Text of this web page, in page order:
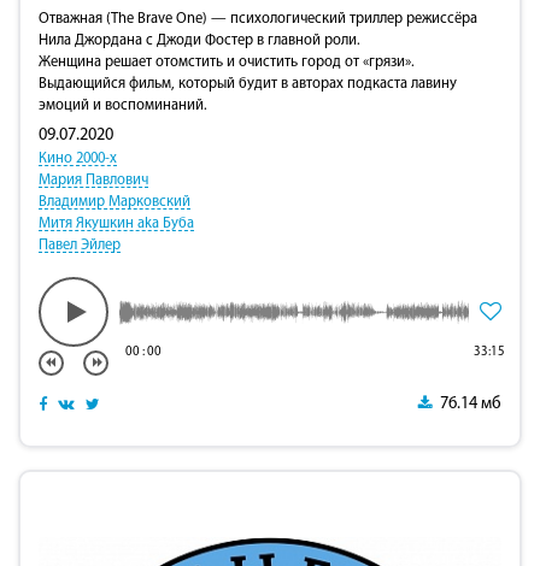
Отважная (The Brave One) — психологический триллер режиссёра
Нила Джордана с Джоди Фостер в главной роли.
Женщина решает отомстить и очистить город от «грязи».
Выдающийся фильм, который будит в авторах подкаста лавину
эмоций и воспоминаний.
09.07.2020
Кино 2000-х
Мария Павлович
Владимир Марковский
Митя Якушкин aka Буба
Павел Эйлер
00:00 33:15
76.14 мб